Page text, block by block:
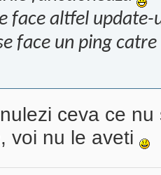
face altfel
face un ping
ceva ce
voi nu le aveti